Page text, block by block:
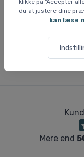
klikke på "Accepter
du at justere dine
kan læse
- Vokset
- RFiD-
- Fremstillet af
- Let og
Mere end